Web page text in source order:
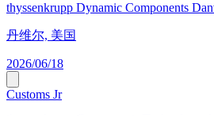
thyssenkrupp Dynamic Components
丹维尔, 美国
2026/06/18
Customs Jr